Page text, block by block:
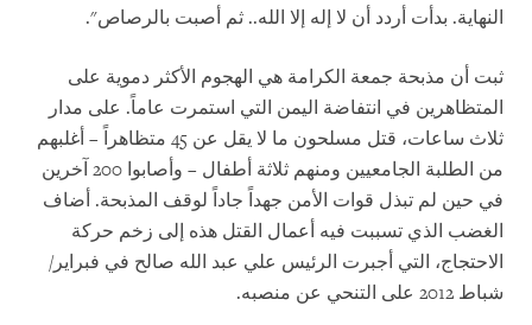
النهاية. بدأت أردد أن لا إله إلا الله.. ثم أصبت بالرصاص".
ثبت أن مذبحة جمعة الكرامة هي الهجوم الأكثر دموية على
المتظاهرين في انتفاضة اليمن التي استمرت عاماً. على مدار
ثلاث ساعات، قتل مسلحون ما لا يقل عن 45 متظاهراً – أغلبهم
من الطلبة الجامعيين ومنهم ثلاثة أطفال – وأصابوا 200 آخرين
في حين لم تبذل قوات الأمن جهداً جاداً لوقف المذبحة. أضاف
الغضب الذي تسببت فيه أعمال القتل هذه إلى زخم حركة
الاحتجاج، التي أجبرت الرئيس علي عبد الله صالح في فبراير/
شباط 2012 على التنحي عن منصبه.